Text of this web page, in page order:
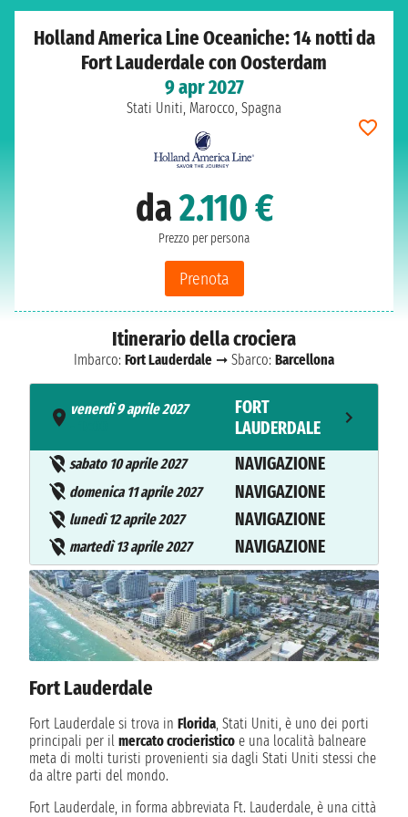
Holland America Line Oceaniche: 14 notti da
Fort Lauderdale con Oosterdam
9 apr 2027
Stati Uniti, Marocco, Spagna
da2.110 €
Prezzo per persona
Prenota
Itinerario della crociera
Imbarco: Fort Lauderdale ➞ Sbarco: Barcellona
venerdì 9 aprile 2027
FORT
LAUDERDALE
sabato 10 aprile 2027 NAVIGAZIONE
domenica 11 aprile 2027 NAVIGAZIONE
lunedì 12 aprile 2027 NAVIGAZIONE
martedì 13 aprile 2027 NAVIGAZIONE
mercoledì 14 aprile 2027 NAVIGAZIONE
giovedì 15 aprile 2027 NAVIGAZIONE
venerdì 16 aprile 2027 NAVIGAZIONE
sabato 17 aprile 2027 NAVIGAZIONE
domenica 18 aprile 2027
lunedì 19 aprile 2027
08:00 - 19:00
TANGERI
martedì 20 aprile 2027
Fort Lauderdale
Fort Lauderdale si trova in Florida, Stati Uniti, è uno dei porti
principali per il mercato crocieristico e una località balneare
meta di molti turisti provenienti sia dagli Stati Uniti stessi che
da altre parti del mondo.
Fort Lauderdale, in forma abbreviata Ft. Lauderdale, è una città